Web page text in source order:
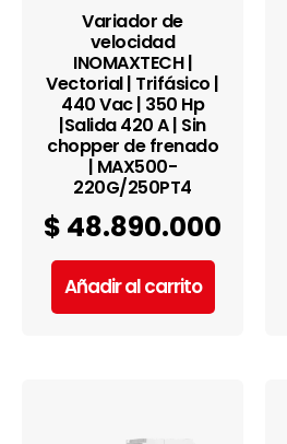
Variador de
velocidad
INOMAXTECH |
Vectorial | Trifásico |
440 Vac | 350 Hp
|Salida 420 A | Sin
chopper de frenado
| MAX500-
220G/250PT4
$ 48.890.000
Añadir al carrito